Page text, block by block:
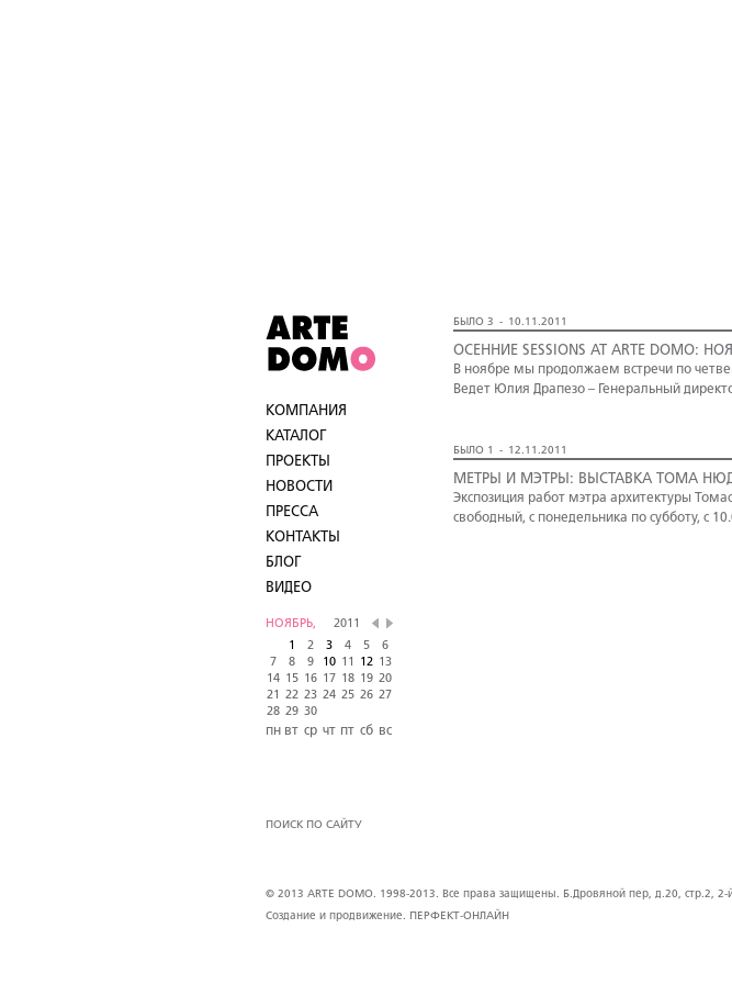
КОМПАНИЯ
КАТАЛОГ
ПРОЕКТЫ
НОВОСТИ
ПРЕССА
КОНТАКТЫ
БЛОГ
ВИДЕО
НОЯБРЬ,
2011
1
2 3 4 5
6
7
8 9 10 11 12
13
14 15 16 17 18 19 20
21
22 23 24 25 26 27
28 29 30
пн вт ср чт пт сб вс
ПОИСК ПО САЙТУ
БЫЛО 3 - 10.11.2011
ОСЕННИЕ SESSIONS AT ARTE DOMO:
В ноябре мы продолжаем встречи по
Ведет Юлия Драпезо – Генеральный
БЫЛО 1 - 12.11.2011
МЕТРЫ И МЭТРЫ: ВЫСТАВКА ТОМА
Экспозиция работ мэтра архитектуры
свободный, с понедельника по субботу, с
© 2013 ARTE DOMO. 1998-2013. Все права защищены. Б.Дровяной пер, д.20, стр.2, 2-
Создание и продвижение. ПЕРФЕКТ-ОНЛАЙН